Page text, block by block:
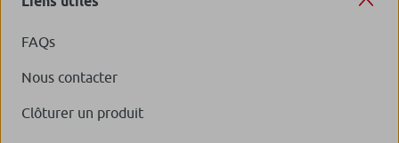
FAQs
Nous contacter
Clôturer un produit